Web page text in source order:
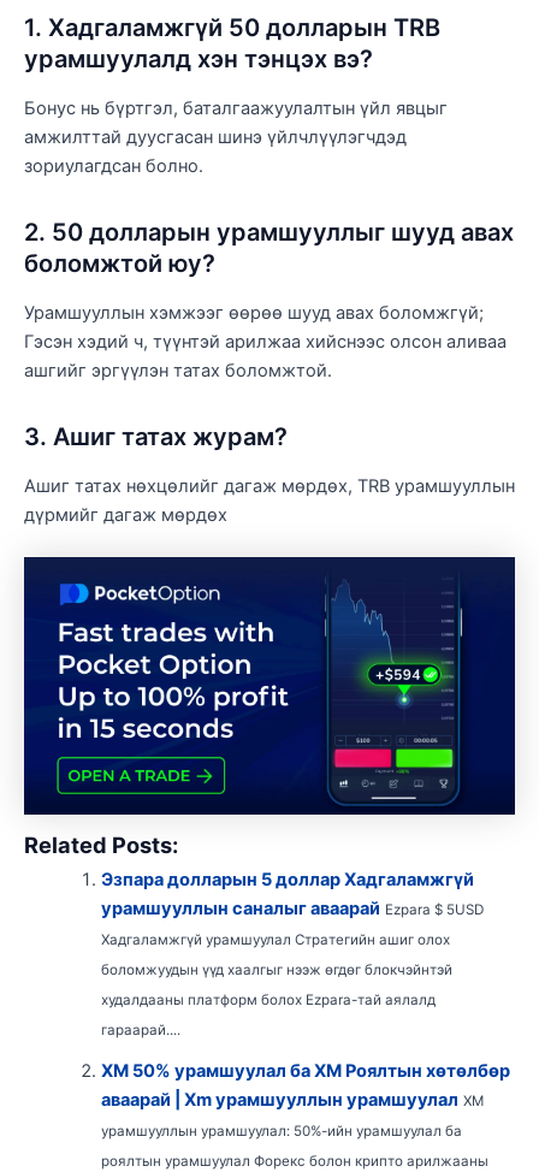
1. Хадгаламжгүй 50 долларын TRB
урамшуулалд хэн тэнцэх вэ?
Бонус нь бүртгэл, баталгаажуулалтын үйл явцыг
амжилттай дуусгасан шинэ үйлчлүүлэгчдэд
зориулагдсан болно.
2. 50 долларын урамшууллыг шууд авах
боломжтой юу?
Урамшууллын хэмжээг өөрөө шууд авах боломжгүй;
Гэсэн хэдий ч, түүнтэй арилжаа хийснээс олсон аливаа
ашгийг эргүүлэн татах боломжтой.
3. Ашиг татах журам?
Ашиг татах нөхцөлийг дагаж мөрдөх, TRB урамшууллын
дүрмийг дагаж мөрдөх
Related Posts:
Эзпара долларын 5 доллар Хадгаламжгүй
урамшууллын саналыг аваарай Ezpara $ 5USD
Хадгаламжгүй урамшуулал Стратегийн ашиг олох
боломжуудын үүд хаалгыг нээж өгдөг блокчэйнтэй
худалдааны платформ болох Ezpara-тай аялалд
гараарай....
XM 50% урамшуулал ба XM Роялтын хөтөлбөр
аваарай | Xm урамшууллын урамшуулал XM
урамшууллын урамшуулал: 50%-ийн урамшуулал ба
роялтын урамшуулал Форекс болон крипто арилжааны